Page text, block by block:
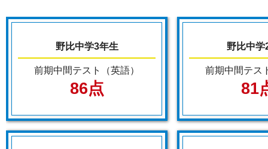
野比中学3年生
前期中間テスト（英語）
86点
野比中学
前期中間テス
81